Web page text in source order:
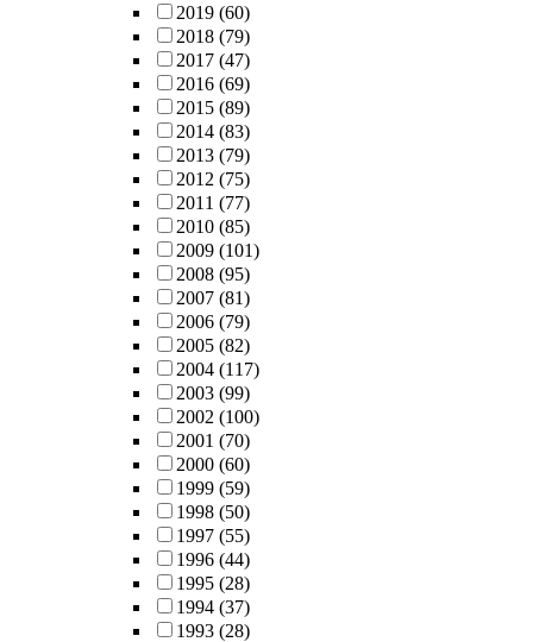
2019 (60)
2018 (79)
2017 (47)
2016 (69)
2015 (89)
2014 (83)
2013 (79)
2012 (75)
2011 (77)
2010 (85)
2009 (101)
2008 (95)
2007 (81)
2006 (79)
2005 (82)
2004 (117)
2003 (99)
2002 (100)
2001 (70)
2000 (60)
1999 (59)
1998 (50)
1997 (55)
1996 (44)
1995 (28)
1994 (37)
1993 (28)